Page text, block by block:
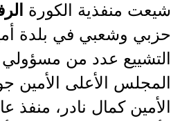
شيعت منفذية الكورة
حزبي وشعبي في بلدة
التشييع عدد من
المجلس الأعلى الأمين
الأمين كمال نادر،